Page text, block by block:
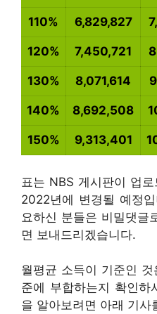
110% 6,829,827
120% 7,450,721
130% 8,071,614
140% 8,692,508
150% 9,313,401
표는 NBS 게시판이 업
2022년에 변경될 예정
요하신 분들은 비밀댓글
면 보내드리겠습니다.
월평균 소득이 기준인
준에 부합하는지 확인
을 알아보려면 아래 기사